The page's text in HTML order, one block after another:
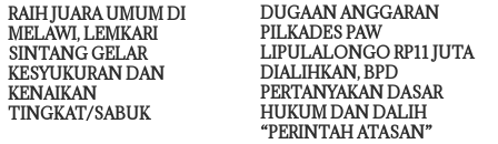
RAIH JUARA UMUM DI
MELAWI, LEMKARI
SINTANG GELAR
KESYUKURAN DAN
KENAIKAN
TINGKAT/SABUK
DUGAAN ANGGARAN
PILKADES PAW
LIPULALONGO RP11 JUTA
DIALIHKAN, BPD
PERTANYAKAN DASAR
HUKUM DAN DALIH
“PERINTAH ATASAN”